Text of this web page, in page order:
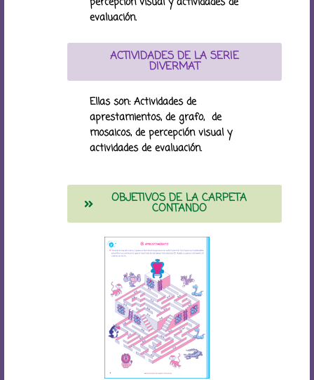
evaluación.
ACTIVIDADES DE LA SERIE
DIVERMAT
Ellas son: Actividades de
aprestamientos, de grafo, de
mosaicos, de percepción visual y
actividades de evaluación.
OBJETIVOS DE LA CARPETA
CONTANDO